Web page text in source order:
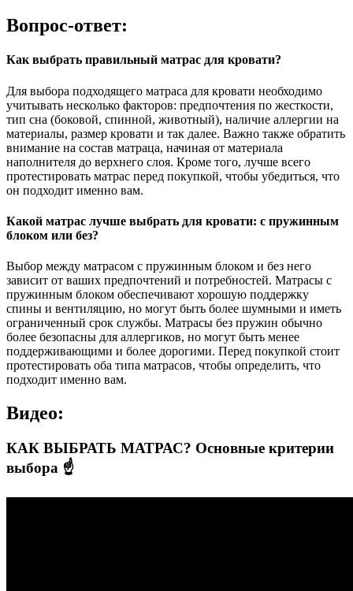
Вопрос-ответ:
Как выбрать правильный матрас для кровати?
Для выбора подходящего матраса для кровати необходимо
учитывать несколько факторов: предпочтения по жесткости,
тип сна (боковой, спинной, животный), наличие аллергии на
материалы, размер кровати и так далее. Важно также обратить
внимание на состав матраца, начиная от материала
наполнителя до верхнего слоя. Кроме того, лучше всего
протестировать матрас перед покупкой, чтобы убедиться, что
он подходит именно вам.
Какой матрас лучше выбрать для кровати: с пружинным
блоком или без?
Выбор между матрасом с пружинным блоком и без него
зависит от ваших предпочтений и потребностей. Матрасы с
пружинным блоком обеспечивают хорошую поддержку
спины и вентиляцию, но могут быть более шумными и иметь
ограниченный срок службы. Матрасы без пружин обычно
более безопасны для аллергиков, но могут быть менее
поддерживающими и более дорогими. Перед покупкой стоит
протестировать оба типа матрасов, чтобы определить, что
подходит именно вам.
Видео:
КАК ВЫБРАТЬ МАТРАС? Основные критерии
выбора ☝